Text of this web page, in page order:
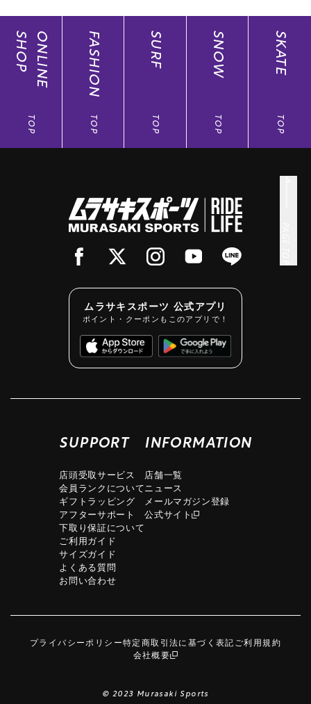
ONLINE
SHOP
TOP
FASHION
TOP
SURF
TOP
SNOW
TOP
SKATE
TOP
ムラサキスポーツ 公式アプリ
ポイント・クーポンもこのアプリで！
SUPPORT
店頭受取サービス
会員ランクについて
ギフトラッピング
アフターサポート
下取り保証について
ご利用ガイド
サイズガイド
よくある質問
お問い合わせ
INFORMATION
店舗一覧
ニュース
メールマガジン登録
公式サイト
プライバシーポリシー特定商取引法に基づく表記ご利用規約
会社概要
© 2023 Murasaki Sports